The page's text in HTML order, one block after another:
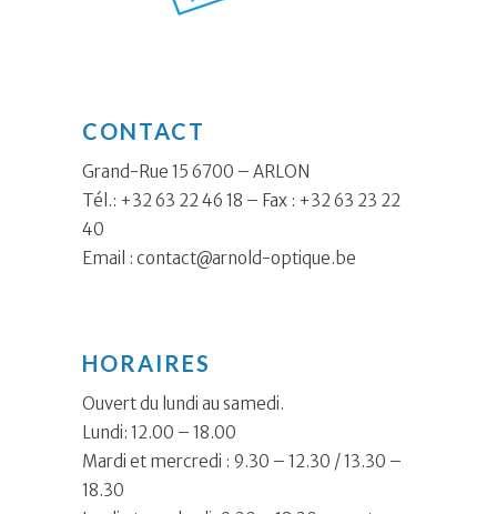
CONTACT
Grand-Rue 15 6700 – ARLON
Tél.: +32 63 22 46 18 – Fax : +32 63 23 22
40
Email : contact@arnold-optique.be
HORAIRES
Ouvert du lundi au samedi.
Lundi: 12.00 – 18.00
Mardi et mercredi : 9.30 – 12.30 / 13.30 –
18.30